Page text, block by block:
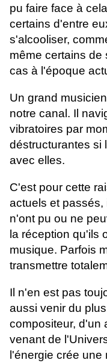
pu faire face à
certains d'entre
s'alcooliser,
même certains de
cas à l'époque
Un grand
notre canal. Il
vibratoires par
déstructurantes si
avec elles.
C'est pour cette
actuels et
n'ont pu ou ne
la réception qu'ils
musique. Parfois
transmettre
Il n'en est pas
aussi venir du
compositeur, d'un
venant de
l'énergie crée